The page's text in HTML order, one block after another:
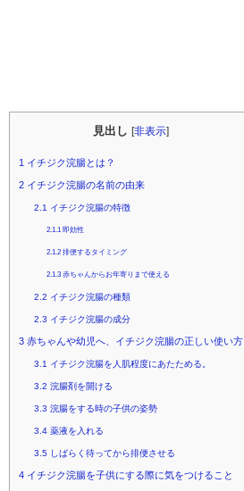
見出し [非表示]
1 イチジク浣腸とは？
2 イチジク浣腸の名前の由来
2.1 イチジク浣腸の特徴
2.1.1 即効性
2.1.2 排便するタイミング
2.1.3 赤ちゃんからお年寄りまで使える
2.2 イチジク浣腸の種類
2.3 イチジク浣腸の成分
3 赤ちゃんや幼児へ、イチジク浣腸の正しい使い方
3.1 イチジク浣腸を人肌程度にあたためる。
3.2 浣腸剤を開ける
3.3 浣腸をする時の子供の姿勢
3.4薬液を入れる
3.5しばらく待ってから排便させる
4 イチジク浣腸を子供にする際に気をつけること